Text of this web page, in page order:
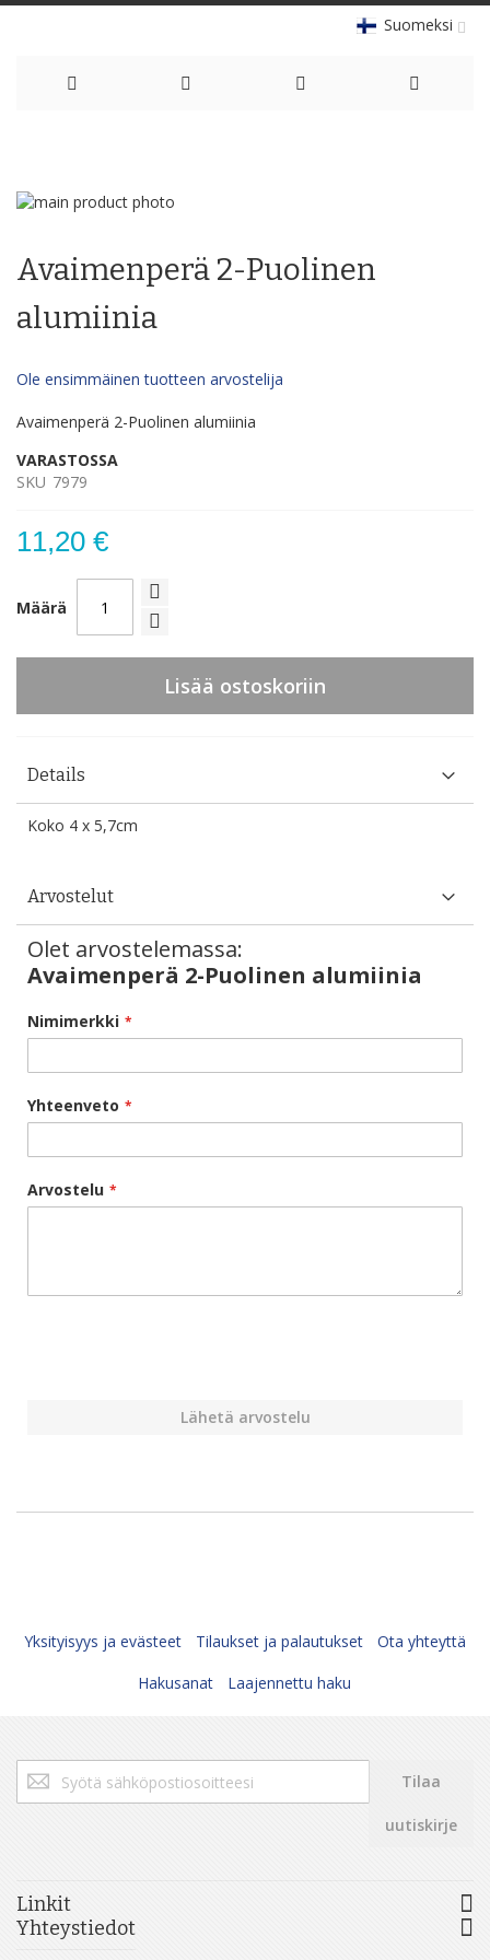
Suomeksi
Content
Skip
end
the
images
the
of
the
gallery
Avaimenperä 2-Puolinen
alumiinia
Ole ensimmäinen tuotteen arvostelija
Avaimenperä 2-Puolinen alumiinia
VARASTOSSA
SKU 7979
11,20 €
Määrä
Lisää ostoskoriin
Details
Koko 4 x 5,7cm
Arvostelut
Olet arvostelemassa:
Avaimenperä 2-Puolinen alumiinia
Nimimerkki
Yhteenveto
Arvostelu
Lähetä arvostelu
Yksityisyys ja evästeet Tilaukset ja palautukset
Ota yhteyttä
Hakusanat
Laajennettu haku
Tilaa
uutiskirjeemme:
Tilaa
uutiskirje
Linkit
Yhteystiedot